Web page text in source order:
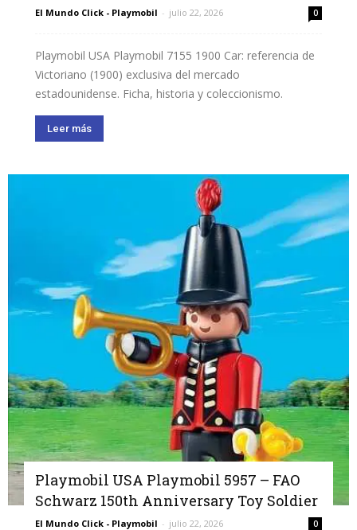
El Mundo Click - Playmobil - julio 22, 2026 0
Playmobil USA Playmobil 7155 1900 Car: referencia de
Victoriano (1900) exclusiva del mercado
estadounidense. Ficha, historia y coleccionismo.
Leer más
Playmobil USA Playmobil 5957 – FAO
Schwarz 150th Anniversary Toy Soldier
El Mundo Click - Playmobil - julio 22, 2026 0